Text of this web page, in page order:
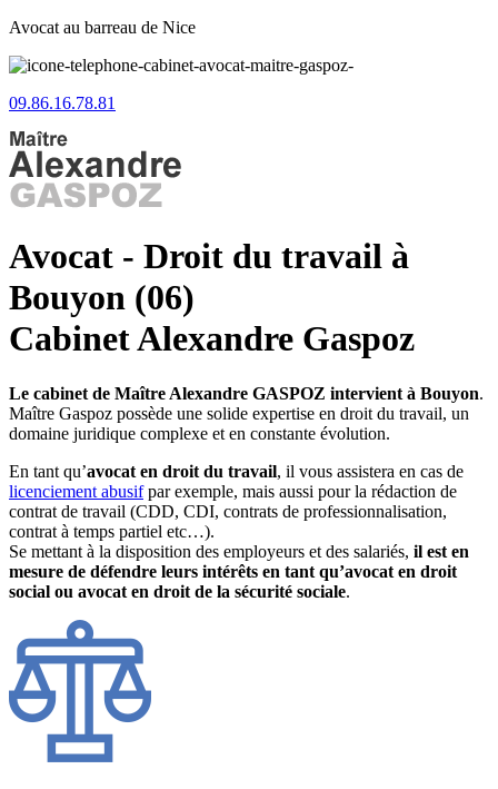
Avocat au barreau de Nice
09.86.16.78.81
Avocat - Droit du travail à
Bouyon (06)
Cabinet Alexandre Gaspoz
Le cabinet de Maître Alexandre GASPOZ intervient à Bouyon.
Maître Gaspoz possède une solide expertise en droit du travail, un
domaine juridique complexe et en constante évolution.
En tant qu’avocat en droit du travail, il vous assistera en cas de
licenciement abusifpar exemple, mais aussi pour la rédaction de
contrat de travail (CDD, CDI, contrats de professionnalisation,
contrat à temps partiel etc…).
Se mettant à la disposition des employeurs et des salariés, il est en
mesure de défendre leurs intérêts en tant qu’avocat en droit
social ou avocat en droit de la sécurité sociale.